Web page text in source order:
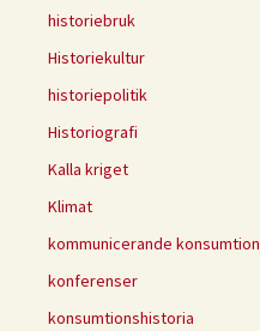
historiebruk
Historiekultur
historiepolitik
Historiografi
Kalla kriget
Klimat
kommunicerande konsumtion
konferenser
konsumtionshistoria